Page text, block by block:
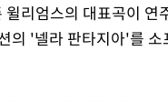
리엄스의 대표곡이 연
의 '넬라 판타지아'를